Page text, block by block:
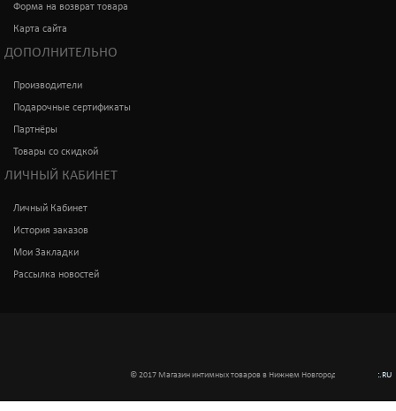
Форма на возврат товара
Карта сайта
ДОПОЛНИТЕЛЬНО
Производители
Подарочные сертификаты
Партнёры
Товары со скидкой
ЛИЧНЫЙ КАБИНЕТ
Личный Кабинет
История заказов
Мои Закладки
Рассылка новостей
© 2017 Магазин интимных товаров в Нижнем Новгороде Интимкис.RU